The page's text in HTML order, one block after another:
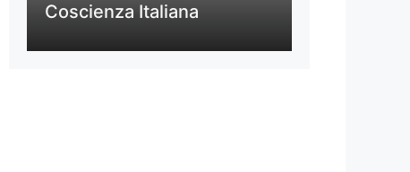
Coscienza Italiana